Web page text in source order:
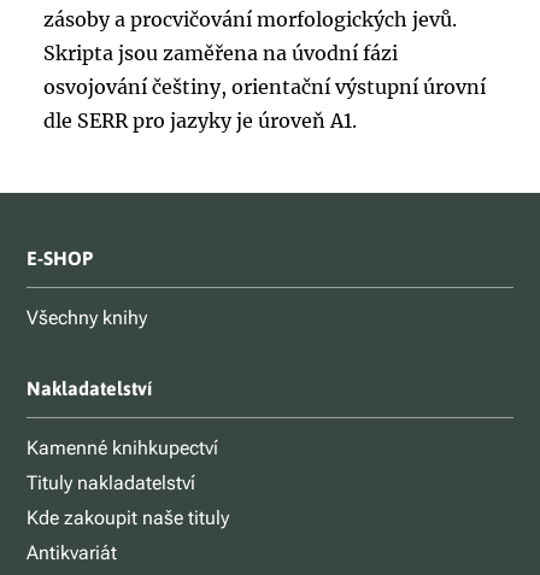
zásoby a procvičování morfologických jevů.
Skripta jsou zaměřena na úvodní fázi
osvojování češtiny, orientační výstupní úrovní
dle SERR pro jazyky je úroveň A1.
E-SHOP
Všechny knihy
Nakladatelství
Kamenné knihkupectví
Tituly nakladatelství
Kde zakoupit naše tituly
Antikvariát